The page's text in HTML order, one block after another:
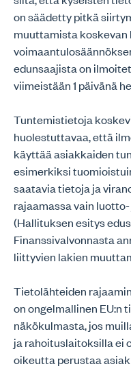
on säädetty pitkä
muuttamista koskevan
edunsaajista on
viimeistään 1 päivänä
Tuntemistietoja
huolestuttavaa, että
käyttää asiakkaiden
esimerkiksi
saatavia tietoja ja
rajaamassa vain
(Hallituksen esitys
Finanssivalvonnasta
liittyvien lakien
Tietolähteiden
on ongelmallinen EU:n
näkökulmasta, jos
ja rahoituslaitoksilla ei
oikeutta perustaa